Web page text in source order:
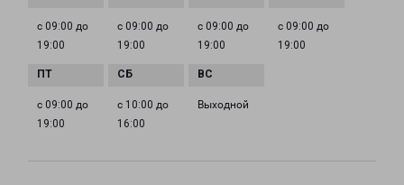
с 09:00 до
19:00
с 09:00 до
19:00
с 09:00 до
19:00
с 09:00 до
19:00
с 09:00 до
19:00
с 10:00 до
16:00
Выходной